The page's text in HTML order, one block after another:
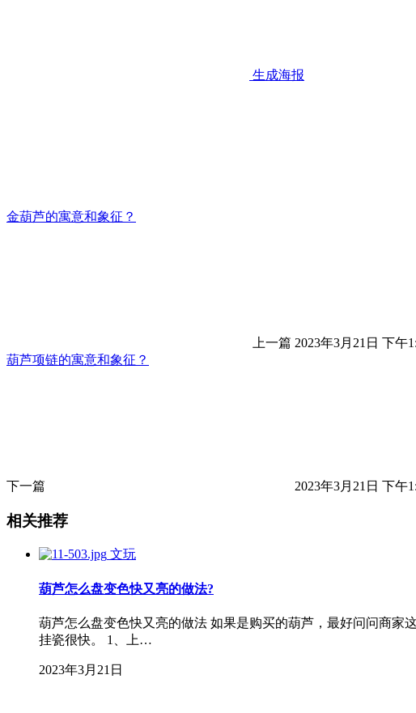
生成海报
金葫芦的寓意和象征？
上一篇 2023年3月21日 下午
葫芦项链的寓意和象征？
下一篇 2023年3月21日 下午
相关推荐
文玩
葫芦怎么盘变色快又亮的做法?
葫芦怎么盘变色快又亮的做法 如果是购买的葫芦，最好问问商家
挂瓷很快。 1、上…
2023年3月21日